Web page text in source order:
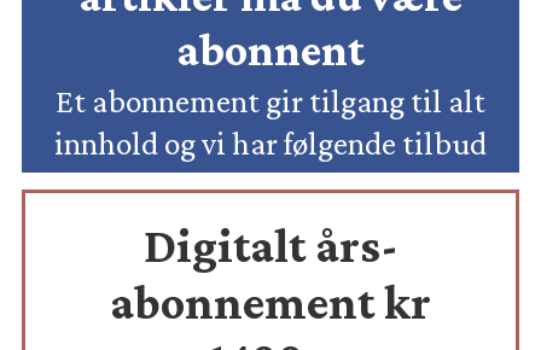
abonnent
Et abonnement gir tilgang til alt
innhold og vi har følgende tilbud
Digitalt års-
abonnement kr